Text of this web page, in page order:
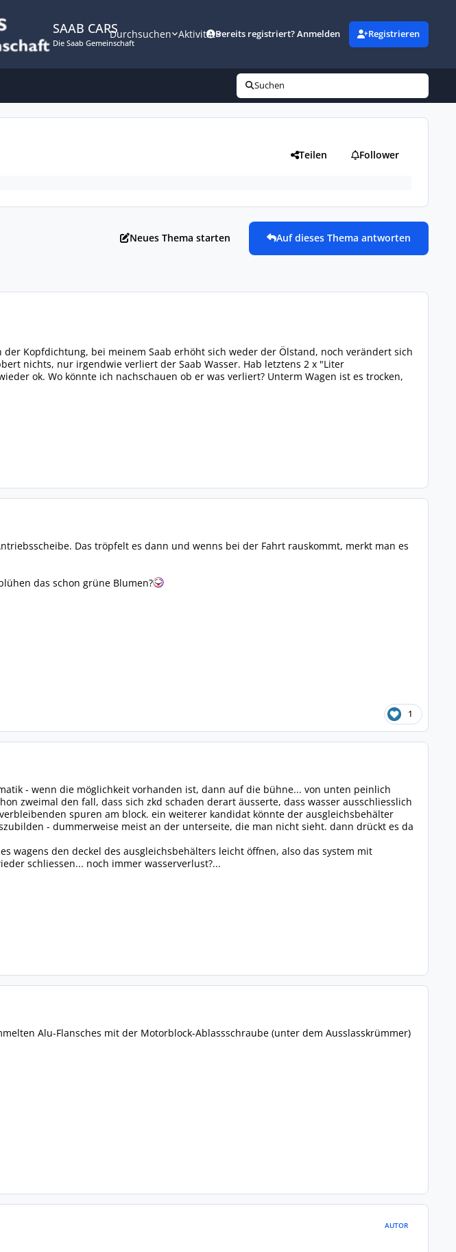
SAAB CARS
Die Saab Gemeinschaft
Durchsuchen AktivitätBereits registriert? Anmelden Registrieren
Suchen
Teilen Follower
Neues Thema starten Auf dieses Thema antworten
Kopfdichtung, bei meinem Saab erhöht sich weder der Ölstand, noch verändert sich
nichts, nur irgendwie verliert der Saab Wasser. Hab letztens 2 x "Liter
ok. Wo könnte ich nachschauen ob er was verliert? Unterm Wagen ist es trocken,
Das tröpfelt es dann und wenns bei der Fahrt rauskommt, merkt man es
das schon grüne Blumen?
1
- wenn die möglichkeit vorhanden ist, dann auf die bühne... von unten peinlich
zweimal den fall, dass sich zkd schaden derart äusserte, dass wasser ausschliesslich
spuren am block. ein weiterer kandidat könnte der ausgleichsbehälter
- dummerweise meist an der unterseite, die man nicht sieht. dann drückt es da
wagens den deckel des ausgleichsbehälters leicht öffnen, also das system mit
schliessen... noch immer wasserverlust?...
Alu-Flansches mit der Motorblock-Ablassschraube (unter dem Ausslasskrümmer)
AUTOR